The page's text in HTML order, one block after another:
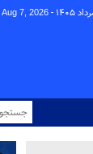
Aug 7, 2026